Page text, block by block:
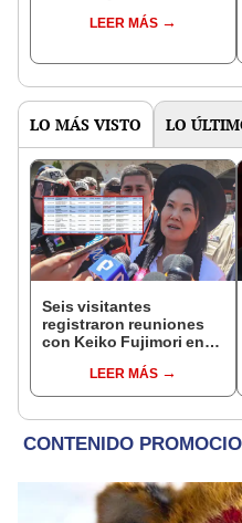
LEER MÁS
LO MÁS VISTO LO
Seis visitantes
registraron reuniones
con Keiko Fujimori en
presidenta se
encontraba en Junín
LEER MÁS